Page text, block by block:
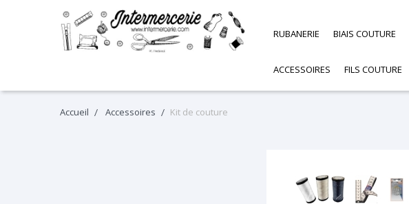
RUBANERIE BIAIS COUTURE
ACCESSOIRES FILS COUTURE
Accueil Accessoires Kit de couture